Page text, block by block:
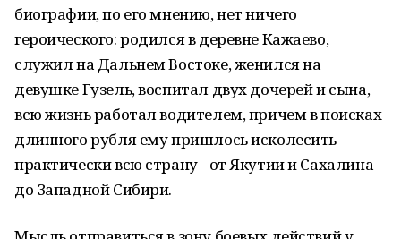
биографии, по его мнению, нет ничего
героического: родился в деревне Кажаево,
служил на Дальнем Востоке, женился на
девушке Гузель, воспитал двух дочерей и сына,
всю жизнь работал водителем, причем в поисках
длинного рубля ему пришлось исколесить
практически всю страну - от Якутии и Сахалина
до Западной Сибири.